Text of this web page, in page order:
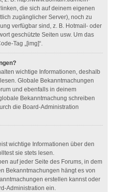
die sich auf deinem eigenen
zugänglicher Server), noch zu
verfügbar sind, z. B. Hotmail- oder
geschützte Seiten usw. Um das
Tag „[img]“.
wichtige Informationen, deshalb
Globale Bekanntmachungen
und ebenfalls in deinem
Bekanntmachung schreiben
die Board-Administration
wichtige Informationen über den
sie stets lesen.
auf jeder Seite des Forums, in dem
Bekanntmachungen hängt es von
erstellen kannst oder
Administration ein.